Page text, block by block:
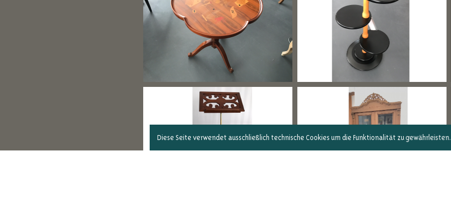
Diese Seite verwendet ausschließlich technische Cookies um die Funktionalität zu gewährleisten.